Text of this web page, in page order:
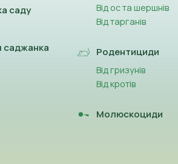
саду
саджанка
Від ос та шершнів
Від тарганів
Родентициди
Від гризунів
Від кротів
Молюскоциди